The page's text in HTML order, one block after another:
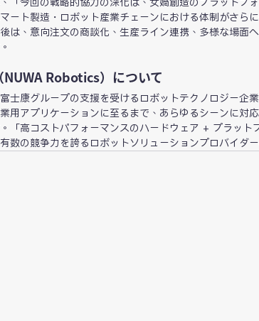
ート製造・ロボット産業チェーンにおける体制がさら
は、意向注文の商談化、生産ライン連携、多様な場面
NUWA Robotics）について
士康グループの支援を受けるロボットテクノロジー企
用アプリケーションに至るまで、あらゆるシーンに対
「高コストパフォーマンスのハードウェア + プラッ
数の競争力を誇るロボットソリューションプロバイダ